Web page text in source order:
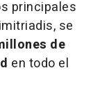
principales
se
de
en todo el